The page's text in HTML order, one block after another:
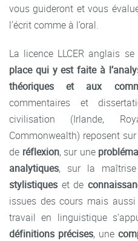
vous guideront et vous
l’écrit comme à l’oral.
La licence LLCER anglais
place qui y est faite à
théoriques et aux
commentaires et
civilisation (Irlande,
Commonwealth) reposent
de réflexion, sur une
analytiques, sur la
stylistiques et de
issues des cours mais
travail en linguistique
définitions précises, une